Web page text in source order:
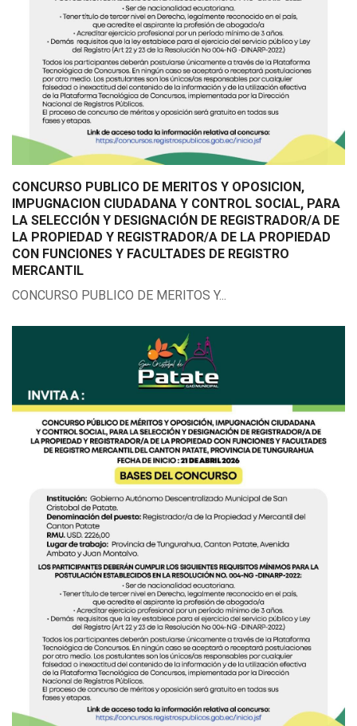
CONCURSO PUBLICO DE MERITOS Y OPOSICION,
IMPUGNACION CIUDADANA Y CONTROL SOCIAL, PARA
LA SELECCIÓN Y DESIGNACIÓN DE REGISTRADOR/A DE
LA PROPIEDAD Y REGISTRADOR/A DE LA PROPIEDAD
CON FUNCIONES Y FACULTADES DE REGISTRO
MERCANTIL
CONCURSO PUBLICO DE MERITOS Y...